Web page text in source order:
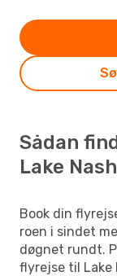
Sådan
Lake Nash
Book din
roen i sindet
døgnet rundt.
flyrejse til Lake